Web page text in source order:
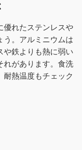
優れたステンレスや
う。アルミニウムは
や鉄よりも熱に弱い
れがあります。食洗
耐熱温度もチェック